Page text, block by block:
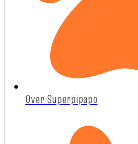
Over Superpipapo